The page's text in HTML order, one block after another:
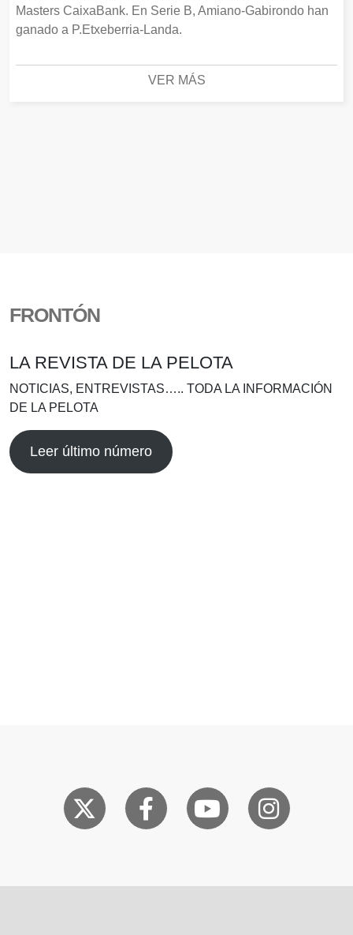
Masters CaixaBank. En Serie B, Amiano-Gabirondo han
ganado a P.Etxeberria-Landa.
VER MÁS
FRONTÓN
LA REVISTA DE LA PELOTA
NOTICIAS, ENTREVISTAS….. TODA LA INFORMACIÓN
DE LA PELOTA
Leer último número